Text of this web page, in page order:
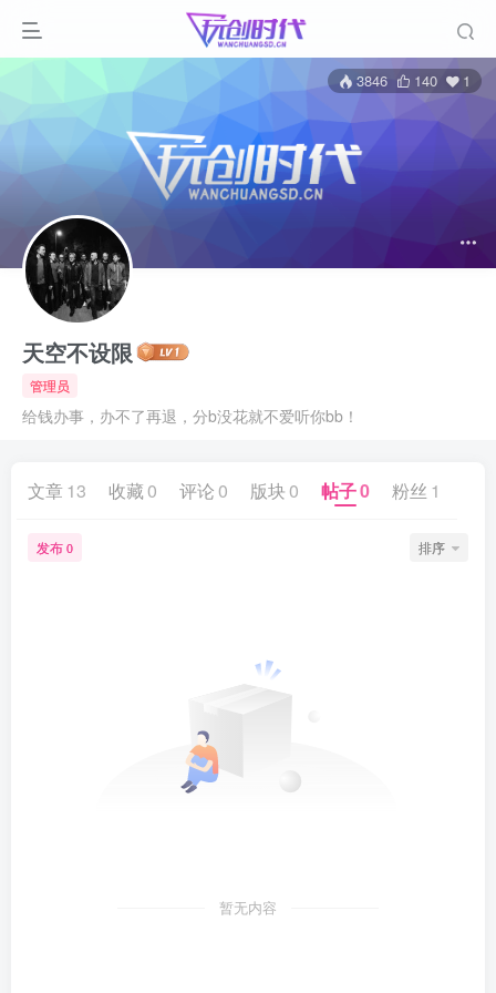
3846 140 1
天空不设限
管理员
给钱办事，办不了再退，分b没花就不爱听你bb！
文章13 收藏 0 评论 0 版块 0 帖子0 粉丝 1
发布 0 排序
暂无内容